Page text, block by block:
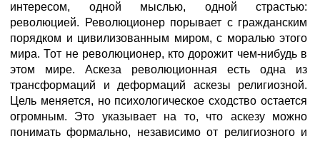
интересом, одной мыслью, одной страстью:
революцией. Революционер порывает с гражданским
порядком и цивилизованным миром, с моралью этого
мира. Тот не революционер, кто дорожит чем-нибудь в
этом мире. Аскеза революционная есть одна из
трансформаций и деформаций аскезы религиозной.
Цель меняется, но психологическое сходство остается
огромным. Это указывает на то, что аскезу можно
понимать формально, независимо от религиозного и